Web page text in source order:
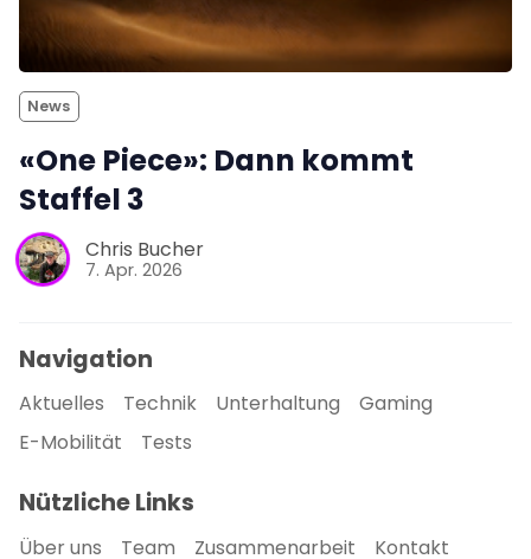
News
«One Piece»: Dann kommt
Staffel 3
Chris Bucher
7. Apr. 2026
Navigation
Aktuelles Technik Unterhaltung
Gaming
E-Mobilität
Tests
Nützliche Links
Über uns Team Zusammenarbeit Kontakt